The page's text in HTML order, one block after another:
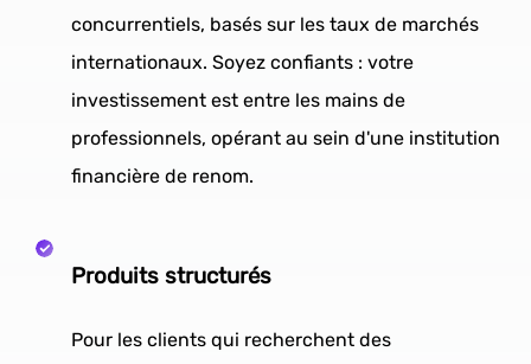
concurrentiels, basés sur les taux de marchés
internationaux. Soyez confiants : votre
investissement est entre les mains de
professionnels, opérant au sein d'une institution
financière de renom.
Produits structurés
Pour les clients qui recherchent des